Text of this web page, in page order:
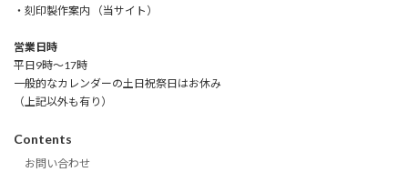
・刻印製作案内 （当サイト）
営業日時
平日9時～17時
一般的なカレンダーの土日祝祭日はお休み
（上記以外も有り）
Contents
お問い合わせ